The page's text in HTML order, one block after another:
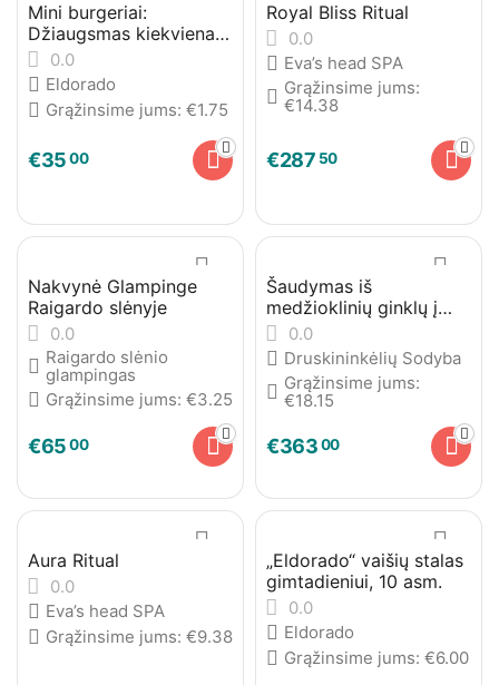
Mini burgeriai:
Džiaugsmas kiekvienam
kąsneliui
0.0
Eldorado
Grąžinsime jums: €1.75
€3500
Royal Bliss Ritual
0.0
Eva’s head SPA
Grąžinsime jums:
€14.38
€287 50
Nakvynė Glampinge
Raigardo slėnyje
0.0
Raigardo slėnio
glampingas
Grąžinsime jums: €3.25
€6500
Šaudymas iš
medžioklinių ginklų į
skriejančias lėkštutes
0.0
Druskininkėlių Sodyba
Grąžinsime jums:
€18.15
€36300
Aura Ritual
0.0
Eva’s head SPA
Grąžinsime jums: €9.38
„Eldorado“ vaišių stalas
gimtadieniui, 10 asm.
0.0
Eldorado
Grąžinsime jums: €6.00